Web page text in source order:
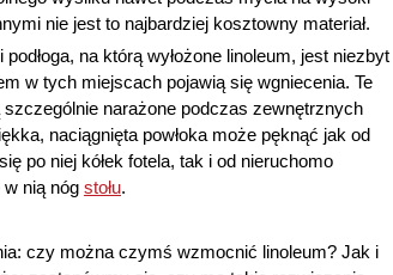
nie jest to najbardziej kosztowny materiał.
na którą wyłożone linoleum, jest niezbyt
w tych miejscach pojawią się wgniecenia. Te
narażone podczas zewnętrznych
naciągnięta powłoka może pęknąć jak od
po niej kółek fotela, tak i od nieruchomo
nią nóg stołu.
czy można czymś wzmocnić linoleum? Jak i